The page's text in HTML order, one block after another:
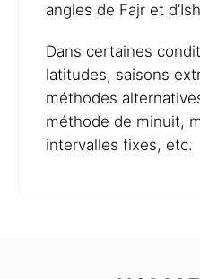
angles de Fajr et
Dans certaines
latitudes, saisons
méthodes
méthode de minuit,
intervalles fixes, etc.